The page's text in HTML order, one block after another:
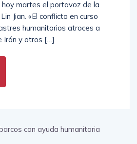
hoy martes el portavoz de la
Jian. «El conflicto en curso
humanitarios atroces a
Irán y otros […]